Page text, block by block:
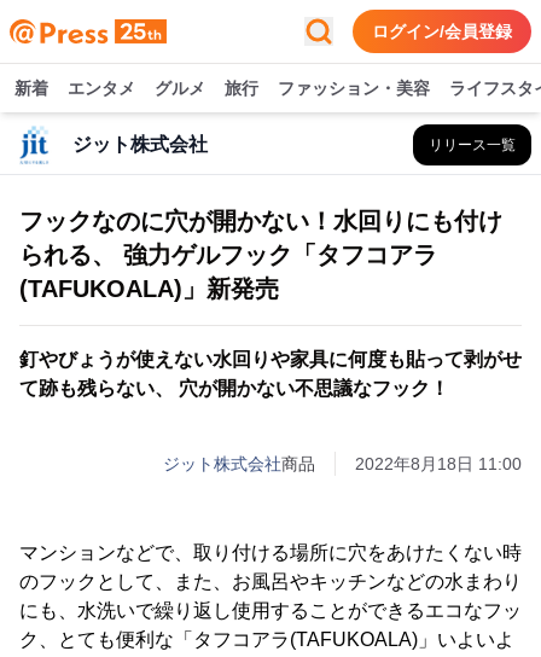
ログイン/会員登録
新着 エンタメ グルメ 旅行 ファッション・美容 ライフスタ
ジット株式会社 リリース一覧
フックなのに穴が開かない！水回りにも付け
られる、 強力ゲルフック「タフコアラ
(TAFUKOALA)」新発売
釘やびょうが使えない水回りや家具に何度も貼って剥がせ
て跡も残らない、 穴が開かない不思議なフック！
ジット株式会社商品 2022年8月18日 11:00
マンションなどで、取り付ける場所に穴をあけたくない時
のフックとして、また、お風呂やキッチンなどの水まわり
にも、水洗いで繰り返し使用することができるエコなフッ
ク、とても便利な「タフコアラ(TAFUKOALA)」いよいよ